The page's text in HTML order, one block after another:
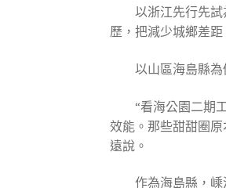
以浙江先行先
歷，把減少城鄉差
以山區海島縣
“看海公園二期
效能。那些甜甜圈
遠說。
作為海島縣，